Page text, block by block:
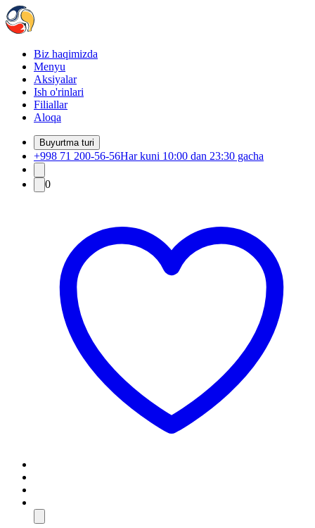
Biz haqimizda
Menyu
Aksiyalar
Ish o'rinlari
Filiallar
Aloqa
Buyurtma turi
+998 71 200-56-56Har kuni 10:00 dan 23:30 gacha
0